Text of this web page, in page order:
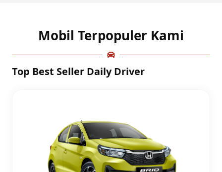
Mobil Terpopuler Kami
Top Best Seller Daily Driver